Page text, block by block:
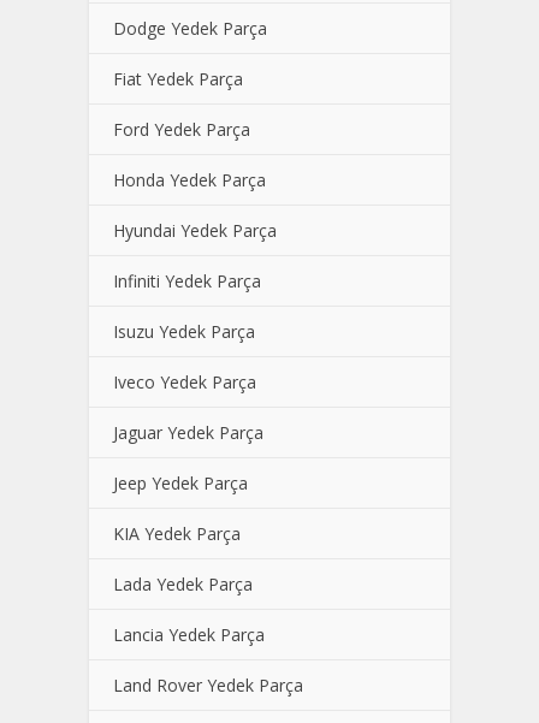
Dodge Yedek Parça
Fiat Yedek Parça
Ford Yedek Parça
Honda Yedek Parça
Hyundai Yedek Parça
Infiniti Yedek Parça
Isuzu Yedek Parça
Iveco Yedek Parça
Jaguar Yedek Parça
Jeep Yedek Parça
KIA Yedek Parça
Lada Yedek Parça
Lancia Yedek Parça
Land Rover Yedek Parça